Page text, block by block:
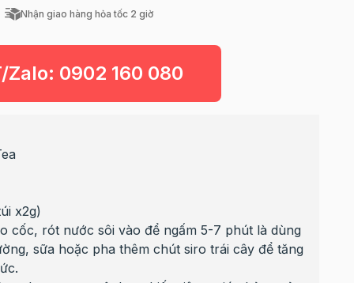
Nhận giao hàng hỏa tốc 2 giờ
Zalo: 0902 160 080
x2g)
cốc, rót nước sôi vào để ngấm 5-7 phút là dùng
sữa hoặc pha thêm chút siro trái cây để tăng